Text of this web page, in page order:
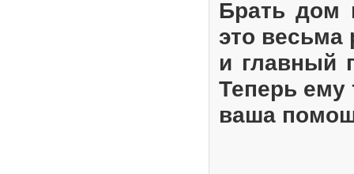
Брать дом
это весьма
и главный
Теперь ему
ваша